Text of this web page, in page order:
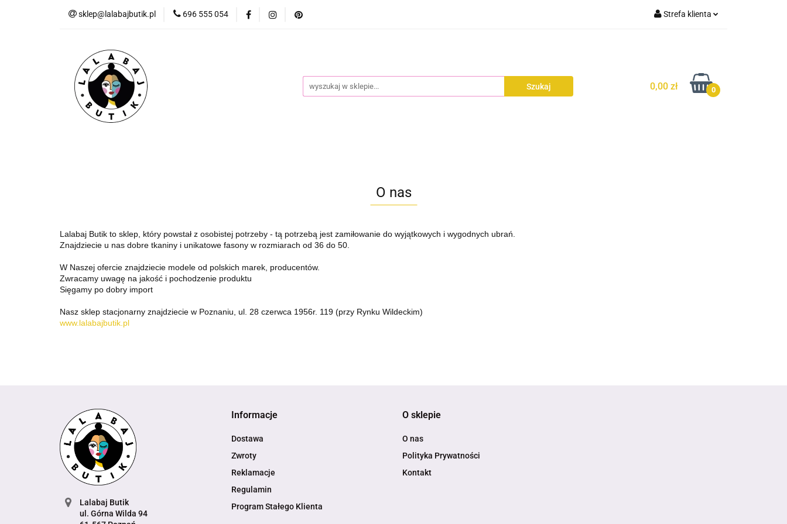
sklep@lalabajbutik.pl 696 555 054 Strefa klienta
Dodaj zgłoszenie
Zgody cookies
0,00 zł 0
O nas
Lalabaj Butik to sklep, który powstał z osobistej potrzeby - tą potrzebą jest zamiłowanie do wyjątkowych i wygodnych ubrań.
Znajdziecie u nas dobre tkaniny i unikatowe fasony w rozmiarach od 36 do 50.
W Naszej ofercie znajdziecie modele od polskich marek, producentów.
Zwracamy uwagę na jakość i pochodzenie produktu
Sięgamy po dobry import
Nasz sklep stacjonarny znajdziecie w Poznaniu, ul. 28 czerwca 1956r. 119 (przy Rynku Wildeckim)
www.lalabajbutik.pl
Lalabaj Butik
ul. Górna Wilda 94
Informacje
Dostawa
Zwroty
Reklamacje
Regulamin
Program Stałego Klienta
O sklepie
O nas
Polityka Prywatności
Kontakt